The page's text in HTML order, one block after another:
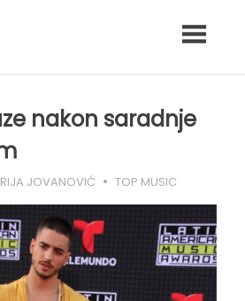
nakon saradnje
JOVANOVIĆ TOP MUSIC